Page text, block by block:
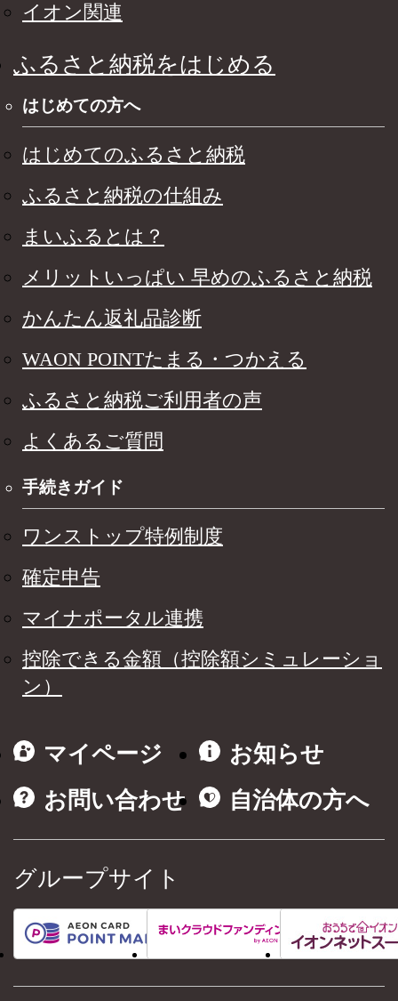
イオン関連
ふるさと納税をはじめる
はじめての方へ
はじめてのふるさと納税
ふるさと納税の仕組み
まいふるとは？
メリットいっぱい 早めのふるさと納税
かんたん返礼品診断
WAON POINTたまる・つかえる
ふるさと納税ご利用者の声
よくあるご質問
手続きガイド
ワンストップ特例制度
確定申告
マイナポータル連携
控除できる金額（控除額シミュレーショ
ン）
マイページ
お知らせ
お問い合わせ
自治体の方へ
グループサイト